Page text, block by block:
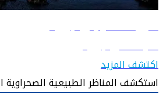
دليل السفر إلى جيبوتي
تعرّف على جيبوتي
اكتشف المزيد
استكشف المناظر الطبيعية الصحراوية